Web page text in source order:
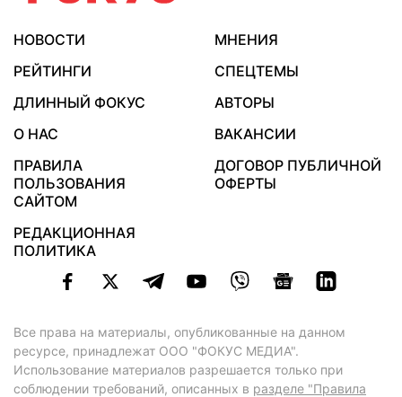
НОВОСТИ
МНЕНИЯ
РЕЙТИНГИ
СПЕЦТЕМЫ
ДЛИННЫЙ ФОКУС
АВТОРЫ
О НАС
ВАКАНСИИ
ПРАВИЛА
ПОЛЬЗОВАНИЯ
САЙТОМ
ДОГОВОР ПУБЛИЧНОЙ
ОФЕРТЫ
РЕДАКЦИОННАЯ
ПОЛИТИКА
Все права на материалы, опубликованные на данном
ресурсе, принадлежат ООО "ФОКУС МЕДИА".
Использование материалов разрешается только при
соблюдении требований, описанных в разделе "Правила